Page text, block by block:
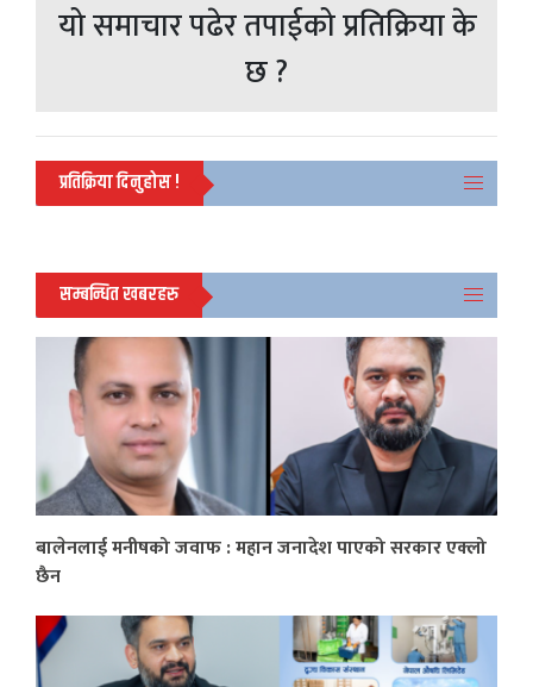
यो समाचार पढेर तपाईको प्रतिक्रिया के
छ ?
प्रतिक्रिया दिनुहोस !
सम्बन्धित खबरहरु
बालेनलाई मनीषको जवाफ : महान जनादेश पाएको सरकार एक्लो
छैन